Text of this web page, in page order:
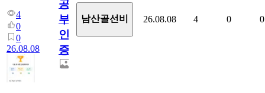
4
0
0
26.08.08
공
부
인
증
남산골선비 26.08.08 4 0 0